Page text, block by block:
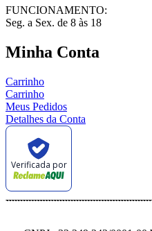
FUNCIONAMENTO:
Seg. a Sex. de 8 às 18
Minha Conta
Carrinho
Carrinho
Meus Pedidos
Detalhes da Conta
Verificada por